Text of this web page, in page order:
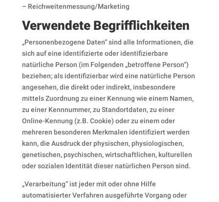
– Reichweitenmessung/Marketing
Verwendete Begrifflichkeiten
„Personenbezogene Daten“ sind alle Informationen, die
sich auf eine identifizierte oder identifizierbare
natürliche Person (im Folgenden „betroffene Person“)
beziehen; als identifizierbar wird eine natürliche Person
angesehen, die direkt oder indirekt, insbesondere
mittels Zuordnung zu einer Kennung wie einem Namen,
zu einer Kennnummer, zu Standortdaten, zu einer
Online-Kennung (z.B. Cookie) oder zu einem oder
mehreren besonderen Merkmalen identifiziert werden
kann, die Ausdruck der physischen, physiologischen,
genetischen, psychischen, wirtschaftlichen, kulturellen
oder sozialen Identität dieser natürlichen Person sind.
„Verarbeitung“ ist jeder mit oder ohne Hilfe
automatisierter Verfahren ausgeführte Vorgang oder